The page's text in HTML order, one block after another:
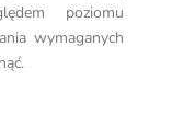
poziomu
wymaganych